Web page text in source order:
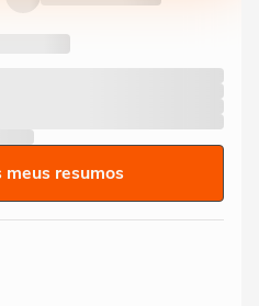
meus resumos